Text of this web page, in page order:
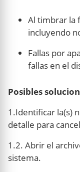
Al timbrar la
incluyendo
Fallas por
fallas en el
Posibles
1.Identificar la(s)
detalle para
1.2. Abrir el
sistema.